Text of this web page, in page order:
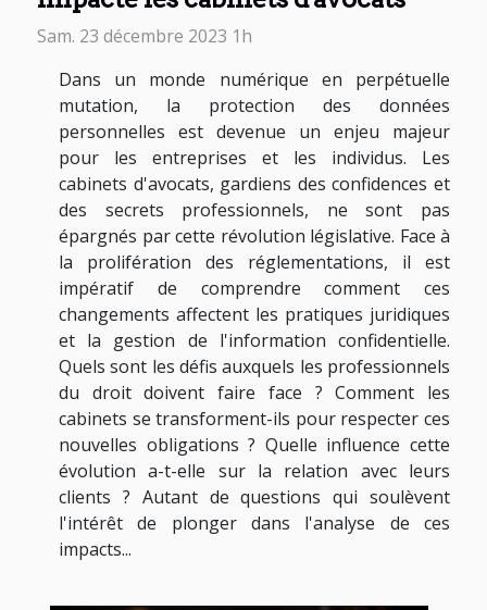
Sam. 23 décembre 2023 1h
Dans un monde numérique en perpétuelle
mutation, la protection des données
personnelles est devenue un enjeu majeur
pour les entreprises et les individus. Les
cabinets d'avocats, gardiens des confidences et
des secrets professionnels, ne sont pas
épargnés par cette révolution législative. Face à
la prolifération des réglementations, il est
impératif de comprendre comment ces
changements affectent les pratiques juridiques
et la gestion de l'information confidentielle.
Quels sont les défis auxquels les professionnels
du droit doivent faire face ? Comment les
cabinets se transforment-ils pour respecter ces
nouvelles obligations ? Quelle influence cette
évolution a-t-elle sur la relation avec leurs
clients ? Autant de questions qui soulèvent
l'intérêt de plonger dans l'analyse de ces
impacts...